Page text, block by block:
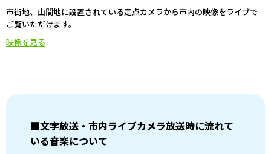
市街地、山間地に設置されている定点カメラから市内の映像をライブで
ご覧いただけます。
映像を見る
■文字放送・市内ライブカメラ放送時に流れて
いる音楽について